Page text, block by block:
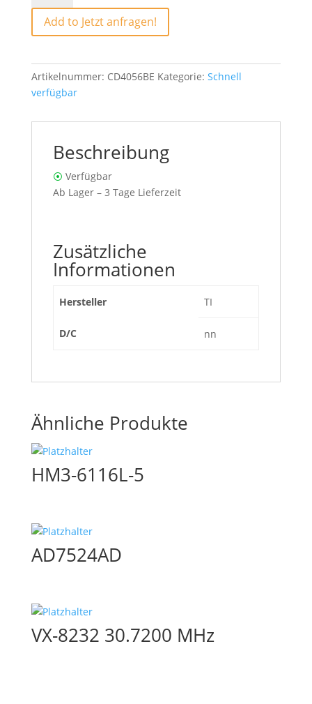
Add to Jetzt anfragen!
Artikelnummer: CD4056BE Kategorie: Schnell
verfügbar
Beschreibung
⦿ Verfügbar
Ab Lager – 3 Tage Lieferzeit
Zusätzliche
Informationen
Hersteller TI
D/C nn
Ähnliche Produkte
HM3-6116L-5
AD7524AD
VX-8232 30.7200 MHz